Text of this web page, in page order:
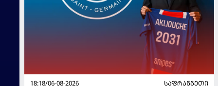
18:18/06-08-2026
ᲡᲐᲤᲠᲐᲜᲒᲔᲗᲘ